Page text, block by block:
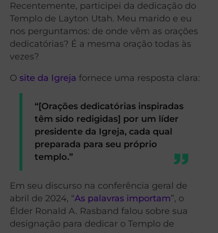
Recentemente, participei da dedicação do
Templo de Layton Utah. Meu marido e eu
nos perguntamos: de onde vêm as orações
dedicatórias? É a mesma oração todas às
vezes?
O site da Igreja fornece uma resposta clara:
“[Orações dedicatórias inspiradas
têm sido redigidas] por um líder
presidente da Igreja, cada qual
preparada para seu próprio
templo.”
Em seu discurso na conferência geral de
abril de 2024, “As palavras importam”, o
Élder Ronald A. Rasband falou sobre sua
designação para dedicar o Templo de